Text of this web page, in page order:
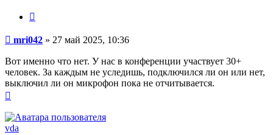
Сообщение
mri042 » 27 май 2025, 10:36
Вот именно что нет. У нас в конференции участвует 30+
человек. За каждым не уследишь, подключился ли он или нет,
выключил ли он микрофон пока не отчитывается.
началу
vda